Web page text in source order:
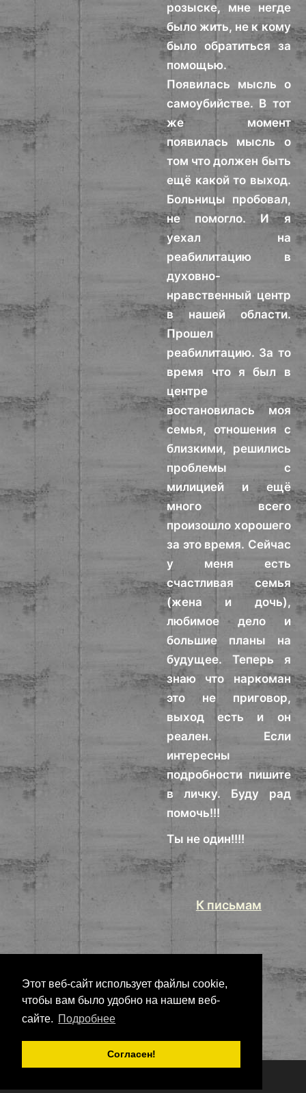
Этот веб-сайт использует файлы cookie,
чтобы вам было удобно на нашем веб-
сайте. Подробнее
Согласен!
розыске, мне негде
было жить, не к кому
было обратиться за
помощью.
Появилась мысль о
самоубийстве. В тот
же момент
появилась мысль о
том что должен быть
ещё какой то выход.
Больницы пробовал,
не помогло. И я
уехал на
реабилитацию в
духовно-
нравственный центр
в нашей области.
Прошел
реабилитацию. За то
время что я был в
центре
востановилась моя
семья, отношения с
близкими, решились
проблемы с
милицией и ещё
много всего
произошло хорошего
за это время. Сейчас
у меня есть
счастливая семья
(жена и дочь),
любимое дело и
большие планы на
будущее. Теперь я
знаю что наркоман
это не приговор,
выход есть и он
реален. Если
интересны
подробности пишите
в личку. Буду рад
помочь!!!
Ты не один!!!!
К письмам